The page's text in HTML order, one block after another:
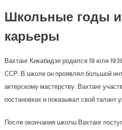
Школьные годы и
карьеры
Вахтанг Кикабидзе родился 19 юля
ССР. В школе он проявлял большой
актерскому мастерству. Вахтанг
постановках и показывал свой талант
После окончания школы Вахтанг